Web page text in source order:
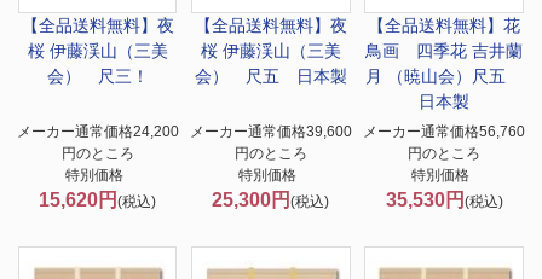
【全品送料無料】 夜
桜 伊藤渓山（三美
会） 尺三！
メーカー通常価格24,200
円のところ
特別価格
15,620円(税込)
【全品送料無料】 夜
桜 伊藤渓山（三美
会） 尺五 日本製
メーカー通常価格39,600
円のところ
特別価格
25,300円(税込)
【全品送料無料】花
鳥画 四季花 吉井蘭
月 （暁山会）尺五
日本製
メーカー通常価格56,760
円のところ
特別価格
35,530円 (税込)